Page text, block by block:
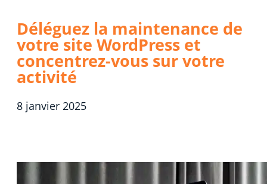
Déléguez la maintenance de
votre site WordPress et
concentrez-vous sur votre
activité
8 janvier 2025